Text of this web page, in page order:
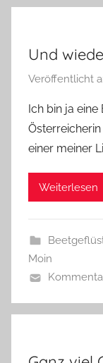
Und
Veröffentlicht
Ich bin ja
Österreicherin
einer meiner
Weiterlesen
Moin